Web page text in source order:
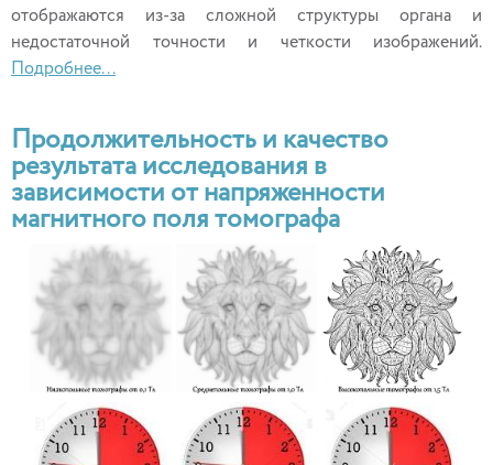
отображаются из-за сложной структуры органа и
недостаточной точности и четкости изображений.
Подробнее...
Продолжительность и качество
результата исследования в
зависимости от напряженности
магнитного поля томографа